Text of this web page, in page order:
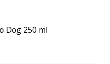
Dog 250 ml